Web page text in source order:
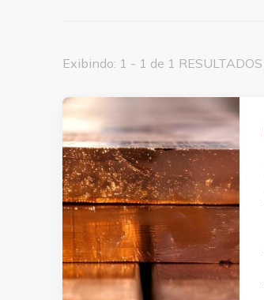
Exibindo: 1 - 1 de 1 RESULTADOS